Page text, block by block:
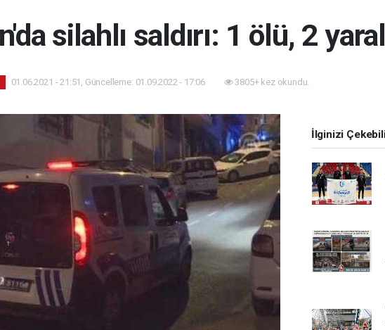
silahlı saldırı: 1 ölü, 2
01.06.2021 - 21:51, Güncelleme: 01.09.2022 - 17:06 3805+ kez okundu.
İlginizi